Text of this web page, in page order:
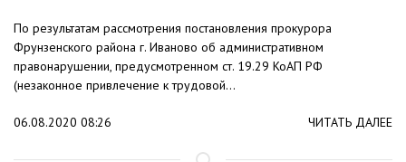
По результатам рассмотрения постановления прокурора
Фрунзенского района г. Иваново об административном
правонарушении, предусмотренном ст. 19.29 КоАП РФ
(незаконное привлечение к трудовой...
06.08.2020 08:26 ЧИТАТЬ ДАЛЕЕ